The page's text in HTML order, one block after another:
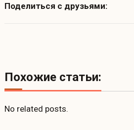
Поделиться с друзьями:
Похожие статьи:
No related posts.